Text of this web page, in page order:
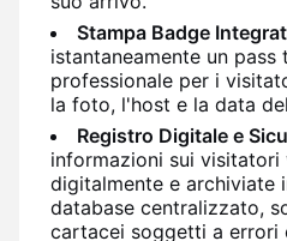
Stampa Badge
istantaneamente un pass
professionale per i
la foto, l'host e la data
Registro Digitale e
informazioni sui visitatori
digitalmente e archiviate
database centralizzato,
cartacei soggetti a errori